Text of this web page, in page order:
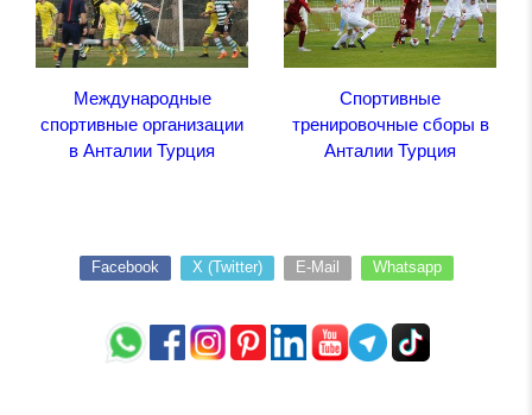
Международные
спортивные организации
в Анталии Турция
Спортивные
тренировочные сборы в
Анталии Турция
Facebook X (Twitter) E-Mail Whatsapp